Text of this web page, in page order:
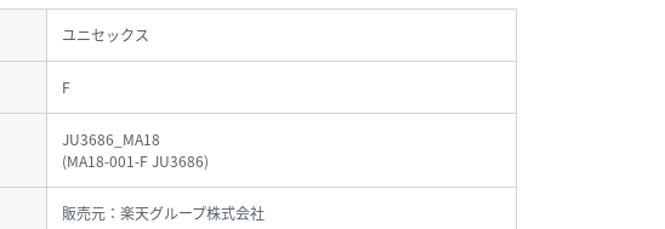
ユニセックス
F
JU3686_MA18
(MA18-001-F JU3686)
販売元：楽天グループ株式会社